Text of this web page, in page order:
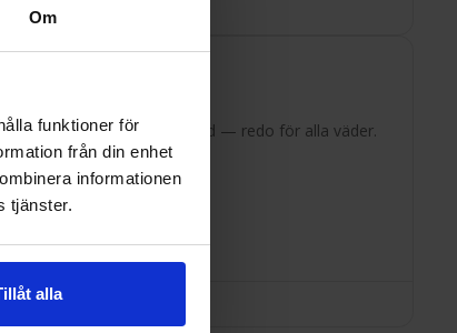
Om
funktioner för
från din enhet
informationen
tjänster.
alla
hela 240 timmars batteritid — redo för alla väder.